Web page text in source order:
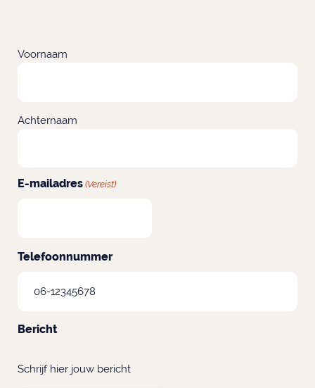
Voornaam
Achternaam
E-mailadres (Vereist)
Telefoonnummer
Bericht
Schrijf hier jouw bericht